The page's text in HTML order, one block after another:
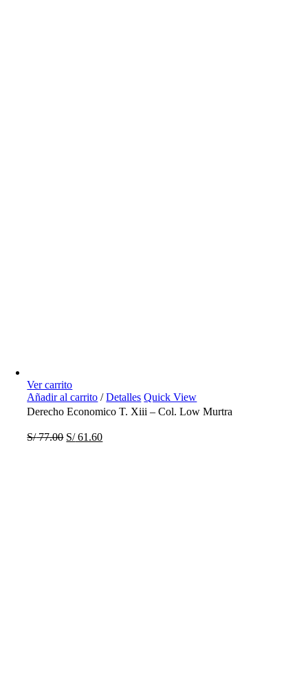
Ver carrito
Añadir al carrito / Detalles Quick View
Derecho Economico T. Xiii – Col. Low Murtra
S/77.00 S/61.60